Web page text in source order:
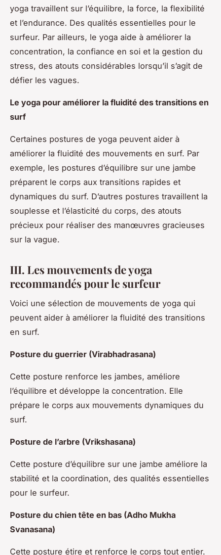
yoga travaillent sur l’équilibre, la force, la flexibilité
et l’endurance. Des qualités essentielles pour le
surfeur. Par ailleurs, le yoga aide à améliorer la
concentration, la confiance en soi et la gestion du
stress, des atouts considérables lorsqu’il s’agit de
défier les vagues.
Le yoga pour améliorer la fluidité des transitions en
surf
Certaines postures de yoga peuvent aider à
améliorer la fluidité des mouvements en surf. Par
exemple, les postures d’équilibre sur une jambe
préparent le corps aux transitions rapides et
dynamiques du surf. D’autres postures travaillent la
souplesse et l’élasticité du corps, des atouts
précieux pour réaliser des manœuvres gracieuses
sur la vague.
III. Les mouvements de yoga
recommandés pour le surfeur
Voici une sélection de mouvements de yoga qui
peuvent aider à améliorer la fluidité des transitions
en surf.
Posture du guerrier (Virabhadrasana)
Cette posture renforce les jambes, améliore
l’équilibre et développe la concentration. Elle
prépare le corps aux mouvements dynamiques du
surf.
Posture de l’arbre (Vrikshasana)
Cette posture d’équilibre sur une jambe améliore la
stabilité et la coordination, des qualités essentielles
pour le surfeur.
Posture du chien tête en bas (Adho Mukha
Svanasana)
Cette posture étire et renforce le corps tout entier.